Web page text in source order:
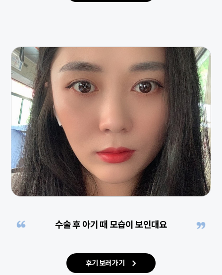
수술 후 아기 때 모습이 보인대요
후기 보러 가기